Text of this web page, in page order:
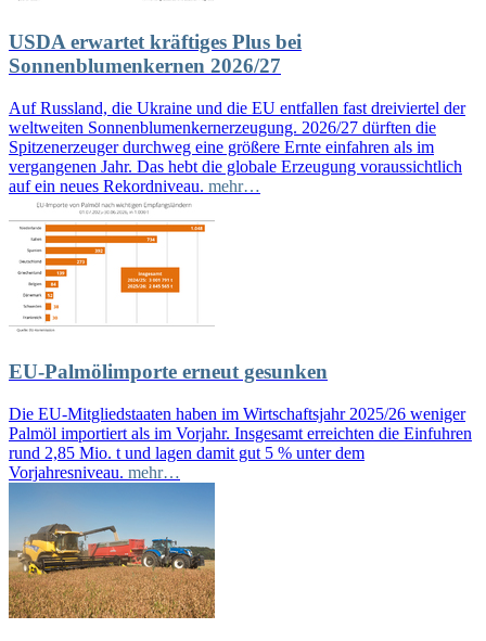
USDA erwartet kräftiges Plus bei
Sonnenblumenkernen 2026/27
Auf Russland, die Ukraine und die EU entfallen fast dreiviertel der
weltweiten Sonnenblumenkernerzeugung. 2026/27 dürften die
Spitzenerzeuger durchweg eine größere Ernte einfahren als im
vergangenen Jahr. Das hebt die globale Erzeugung voraussichtlich
auf ein neues Rekordniveau. mehr…
EU-Palmölimporte erneut gesunken
Die EU-Mitgliedstaaten haben im Wirtschaftsjahr 2025/26 weniger
Palmöl importiert als im Vorjahr. Insgesamt erreichten die Einfuhren
rund 2,85 Mio. t und lagen damit gut 5 % unter dem
Vorjahresniveau. mehr…